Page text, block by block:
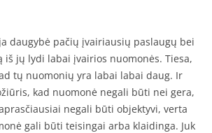
daugybė pačių įvairiausių paslaugų bei
iš jų lydi labai įvairios nuomonės. Tiesa,
tų nuomonių yra labai labai daug. Ir
kad nuomonė negali būti nei gera,
negali būti objektyvi, verta
gali būti teisingai arba klaidinga. Juk